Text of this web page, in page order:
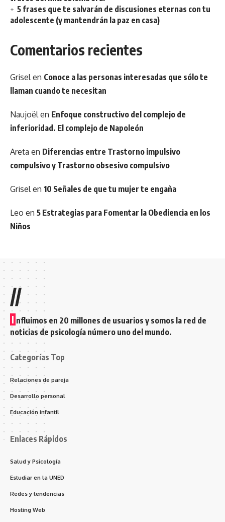
5 frases que te salvarán de discusiones eternas con tu
adolescente (y mantendrán la paz en casa)
Comentarios recientes
Grisel en Conoce a las personas interesadas que sólo te
llaman cuando te necesitan
Naujoël en Enfoque constructivo del complejo de
inferioridad. El complejo de Napoleón
Areta en Diferencias entre Trastorno impulsivo
compulsivo y Trastorno obsesivo compulsivo
Grisel en 10 Señales de que tu mujer te engaña
Leo en 5 Estrategias para Fomentar la Obediencia en los
Niños
//
I nfluimos en 20 millones de usuarios y somos la red de
noticias de psicología número uno del mundo.
Categorías Top
Relaciones de pareja
Desarrollo personal
Educación infantil
Enlaces Rápidos
Salud y Psicología
Estudiar en la UNED
Redes y tendencias
Hosting Web